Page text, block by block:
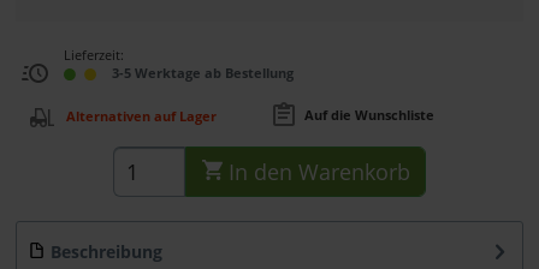
Lieferzeit:
3-5 Werktage ab Bestellung
Alternativen auf Lager Auf die Wunschliste
In den Warenkorb
Beschreibung